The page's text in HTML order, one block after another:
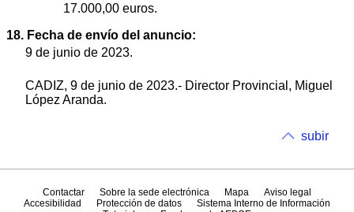
17.000,00 euros.
18. Fecha de envío del anuncio:
9 de junio de 2023.
CADIZ, 9 de junio de 2023.- Director Provincial, Miguel
López Aranda.
subir
Contactar Sobre la sede electrónica Mapa
Aviso legal
Accesibilidad
Protección de datos
Sistema Interno de Información